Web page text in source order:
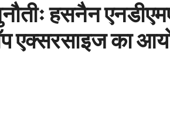
हसनैन
एक्सरसाइज का